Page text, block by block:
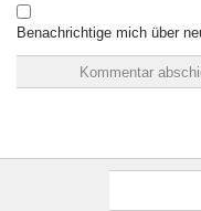
Benachrichtige mich über